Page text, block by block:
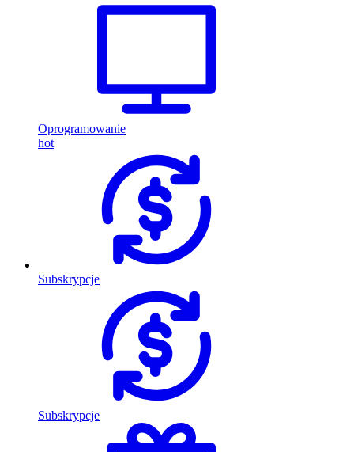
Oprogramowanie
hot
Subskrypcje
Subskrypcje